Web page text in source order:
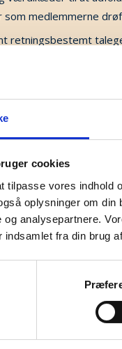
cookies
tilpasse vores indhold
oplysninger om
og analysepartnere.
indsamlet fra din brug
som medlemmerne
retningsbestemt
applikationer f.eks.
og
herunder
print så de passer
i forhold
hearing problems by